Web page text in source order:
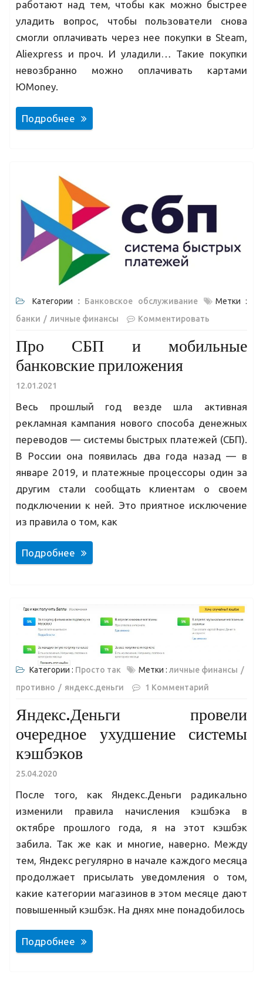
работают над тем, чтобы как можно быстрее
уладить вопрос, чтобы пользователи снова
смогли оплачивать через нее покупки в Steam,
Aliexpress и проч. И уладили… Такие покупки
невозбранно можно оплачивать картами
ЮMoney.
Подробнее
Категории : Банковское обслуживание
Метки :
банки
личные финансы Комментировать
Про СБП и мобильные
банковские приложения
12.01.2021
Весь прошлый год везде шла активная
рекламная кампания нового способа денежных
переводов — системы быстрых платежей (СБП).
В России она появилась два года назад — в
январе 2019, и платежные процессоры один за
другим стали сообщать клиентам о своем
подключении к ней. Это приятное исключение
из правила о том, как
Подробнее
Категории : Просто так Метки : личные финансы
противно
яндекс.деньги 1 Комментарий
Яндекс.Деньги провели
очередное ухудшение системы
кэшбэков
25.04.2020
После того, как Яндекс.Деньги радикально
изменили правила начисления кэшбэка в
октябре прошлого года, я на этот кэшбэк
забила. Так же как и многие, наверно. Между
тем, Яндекс регулярно в начале каждого месяца
продолжает присылать уведомления о том,
какие категории магазинов в этом месяце дают
повышенный кэшбэк. На днях мне понадобилось
Подробнее